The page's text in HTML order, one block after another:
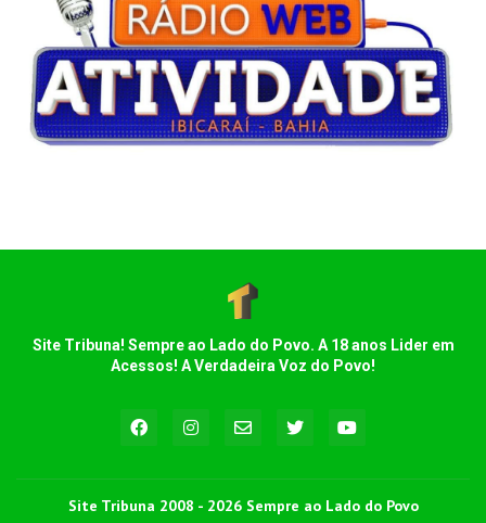
Site Tribuna! Sempre ao Lado do Povo. A 18 anos Lider em
Acessos! A Verdadeira Voz do Povo!
Site Tribuna 2008 - 2026 Sempre ao Lado do Povo